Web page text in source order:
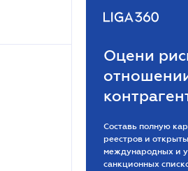
Оцени
Составь полную
реестров и
международных и
санкционных